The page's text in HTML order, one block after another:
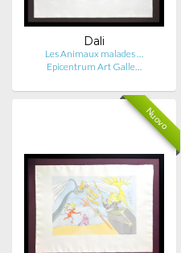
Dali
Les Animaux malades …
Epicentrum Art Galle…
Nuovo